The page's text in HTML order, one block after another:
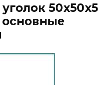
50х50х5
основные